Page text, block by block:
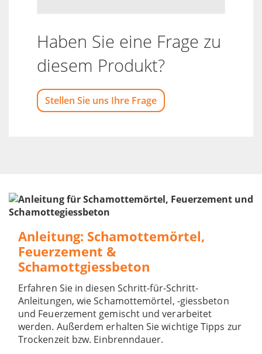
Anleitung: Schamottemörtel,
Feuerzement &
Schamottgiessbeton
Erfahren Sie in diesen Schritt-für-Schritt-
Anleitungen, wie Schamottemörtel, -giessbeton
und Feuerzement gemischt und verarbeitet
werden. Außerdem erhalten Sie wichtige Tipps zur
Trockenzeit bzw. Einbrenndauer.
Haben Sie eine Frage zu
diesem Produkt?
Stellen Sie uns Ihre Frage